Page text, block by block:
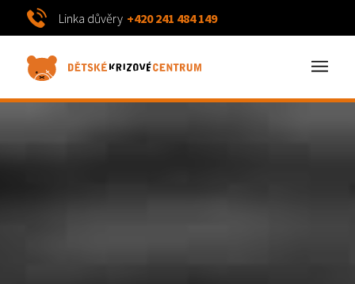
Linka důvěry +420 241 484 149